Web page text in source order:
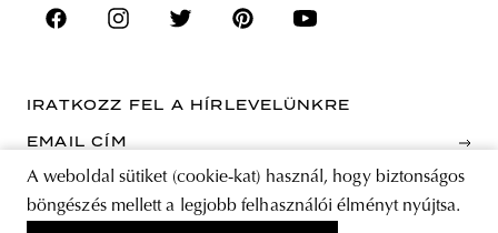
A weboldal sütiket (cookie-kat) használ, hogy biztonságos
böngészés mellett a legjobb felhasználói élményt nyújtsa.
IRATKOZZ FEL A HÍRLEVELÜNKRE
EMAIL CÍM
A feliratkozással elfogadja az Általános Szerződési Feltételeket és kijelenti,
hogy elolvasta az Adatvédelmi nyilatkozatot.